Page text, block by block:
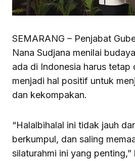
SEMARANG – Penjabat
Nana Sudjana menilai
ada di Indonesia harus tetap
menjadi hal positif untuk
dan kekompakan.
“Halalbihalal ini tidak jauh
berkumpul, dan saling
silaturahmi ini yang